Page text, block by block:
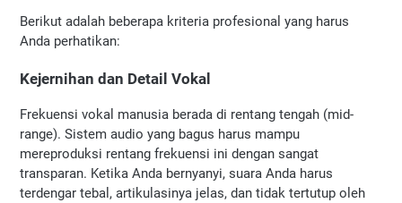
Berikut adalah beberapa kriteria profesional yang harus
Anda perhatikan:
Kejernihan dan Detail Vokal
Frekuensi vokal manusia berada di rentang tengah (mid-
range). Sistem audio yang bagus harus mampu
mereproduksi rentang frekuensi ini dengan sangat
transparan. Ketika Anda bernyanyi, suara Anda harus
terdengar tebal, artikulasinya jelas, dan tidak tertutup oleh